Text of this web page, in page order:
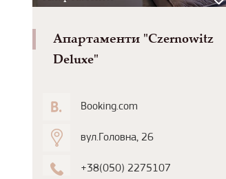
Апартаменти "Czernowitz
Deluxe"
Booking.com
вул.Головна, 26
+38(050) 2275107